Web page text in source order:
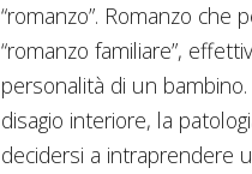
“romanzo”. Romanzo che
“romanzo familiare”,
personalità di un
disagio interiore, la
decidersi a intraprendere